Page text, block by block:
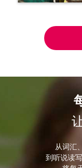
从词汇
到听说读